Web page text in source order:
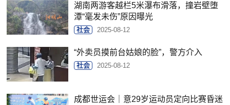
湖南两游客越栏5米瀑布滑落，撞岩壁堕
潭“毫发未伤”原因曝光
社会 2025-08-12
“外卖员摸前台姑娘的脸”，警方介入
社会 2025-08-12
成都世运会｜意29岁运动员定向比赛昏迷